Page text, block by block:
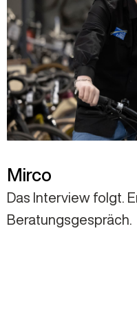
Mirco
Das Interview folgt.
Beratungsgespräch.